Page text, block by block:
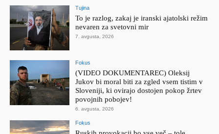
Tujina
To je razlog, zakaj je iranski ajatolski režim
nevaren za svetovni mir
7. avgusta, 2026
Fokus
(VIDEO DOKUMENTAREC) Oleksij
Jukov bi moral biti za zgled vsem tistim v
Sloveniji, ki ovirajo dostojen pokop žrtev
povojnih pobojev!
6. avgusta, 2026
Fokus